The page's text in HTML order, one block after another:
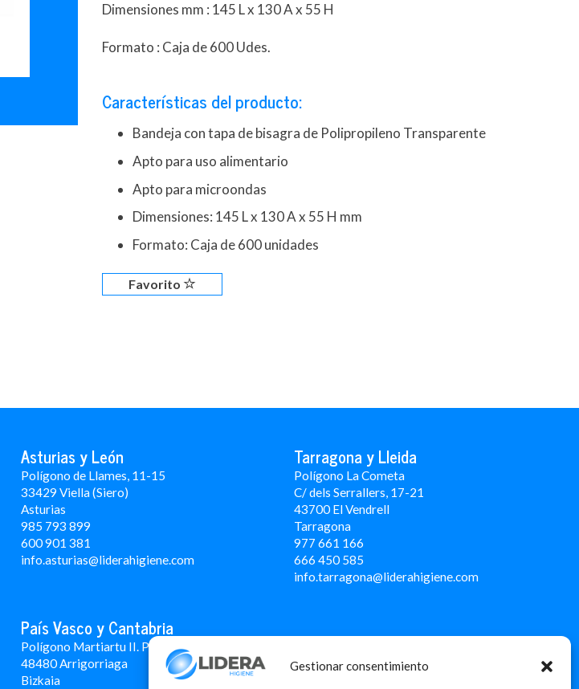
Gestionar consentimiento
Dimensiones mm : 145 L x 130 A x 55 H
Formato : Caja de 600 Udes.
Características del producto:
Bandeja con tapa de bisagra de Polipropileno Transparente
Apto para uso alimentario
Apto para microondas
Dimensiones: 145 L x 130 A x 55 H mm
Formato: Caja de 600 unidades
Favorito
Asturias y León
Polígono de Llames, 11-15
33429 Viella (Siero)
Asturias
985 793 899
600 901 381
info.asturias@liderahigiene.com
Tarragona y Lleida
Polígono La Cometa
C/ dels Serrallers, 17-21
43700 El Vendrell
Tarragona
977 661 166
666 450 585
info.tarragona@liderahigiene.com
País Vasco y Cantabria
Polígono Martiartu II. Pabellón 4A
48480 Arrigorriaga
Bizkaia